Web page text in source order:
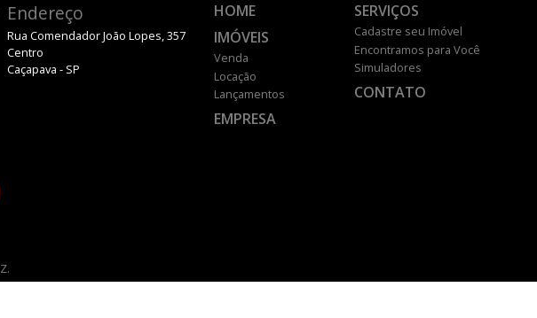
Endereço
Rua Comendador João Lopes, 357
Centro
Caçapava - SP
HOME
IMÓVEIS
Venda
Locação
Lançamentos
EMPRESA
SERVIÇOS
Cadastre seu Imóvel
Encontramos para Você
Simuladores
CONTATO